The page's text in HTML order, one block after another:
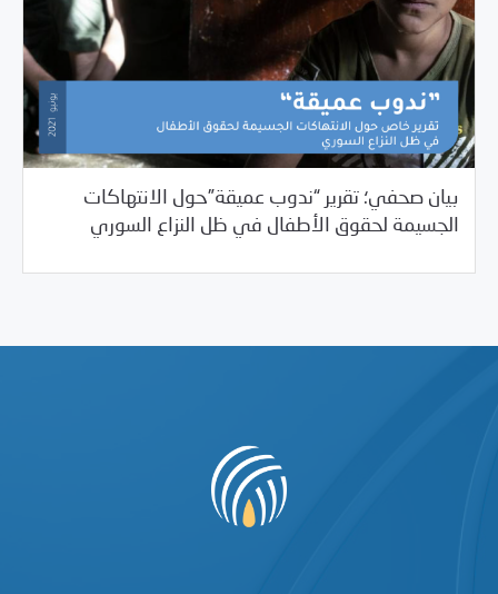
بيان صحفي؛ تقرير “ندوب عميقة”حول الانتهاكات
الجسيمة لحقوق الأطفال في ظل النزاع السوري
06/01/2021 بيانات المركز/مرصد الانتهاكات